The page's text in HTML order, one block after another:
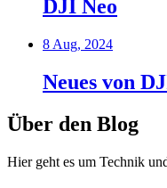
DJI Neo
8 Aug, 2024
Neues von
Über den Blog
Hier geht es um Technik